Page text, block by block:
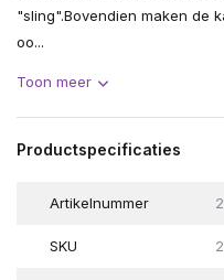
"sling".Bovendien maken de
oo...
Toon meer
Productspecificaties
Artikelnummer
SKU